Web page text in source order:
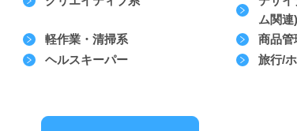
ム関連)
軽作業・清掃系
商品管
ヘルスキーパー
旅行/